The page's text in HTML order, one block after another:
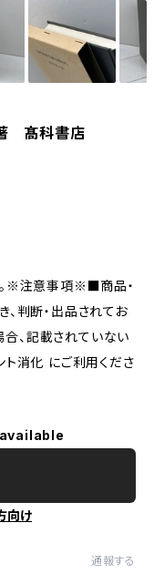
髙科書店
。※注意事項※■商品・
、判断・出品されてお
、記載されていない
ト消化 にご利用くださ
向け
通報する